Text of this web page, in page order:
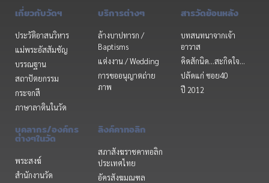
เกี่ยวกับวัดฯ
ประวัติอาสนวิหาร
แม่พระอัสสัมชัญ
บรรณฐาน
สถาปัตยกรรม
กระจกสี
ภาษาลาตินในวัด
บริการต่างๆ
ล้างบาปทารก /
Baptisms
แต่งงาน / Wedding
การขออนุญาตถ่าย
ภาพ
สารวัดย้อนหลัง
บทสนทนาจากเจ้า
อาวาส
คิดสักนิด...สะกิดใจ...
ปลัดแก่ ซอย40
ปี 2012
บุคลากร/องค์กร
ต่างๆในวัด
พระสงฆ์
สำนักงานวัด
ลิงค์คาทอลิก
สภาสังฆราชคาทอลิก
ประเทศไทย
อัครสังฆมณฑล